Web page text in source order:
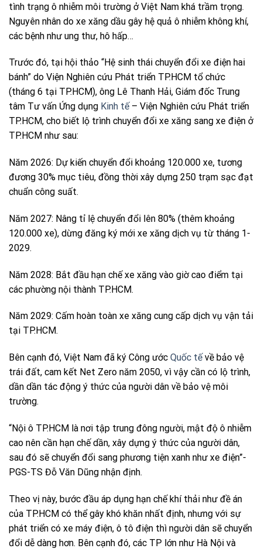
tình trạng ô nhiễm môi trường ở Việt Nam khá trầm trọng.
Nguyên nhân do xe xăng dầu gây hệ quả ô nhiễm không khí,
các bệnh như ung thư, hô hấp…
Trước đó, tại hội thảo “Hệ sinh thái chuyển đổi xe điện hai
bánh” do Viện Nghiên cứu Phát triển TP.HCM tổ chức
(tháng 6 tại TP.HCM), ông Lê Thanh Hải, Giám đốc Trung
tâm Tư vấn Ứng dụng Kinh tế– Viện Nghiên cứu Phát triển
TP.HCM, cho biết lộ trình chuyển đổi xe xăng sang xe điện ở
TP.HCM như sau:
Năm 2026: Dự kiến chuyển đổi khoảng 120.000 xe, tương
đương 30% mục tiêu, đồng thời xây dựng 250 trạm sạc đạt
chuẩn công suất.
Năm 2027: Nâng tỉ lệ chuyển đổi lên 80% (thêm khoảng
120.000 xe), dừng đăng ký mới xe xăng dịch vụ từ tháng 1-
2029.
Năm 2028: Bắt đầu hạn chế xe xăng vào giờ cao điểm tại
các phường nội thành TP.HCM.
Năm 2029: Cấm hoàn toàn xe xăng cung cấp dịch vụ vận tải
tại TP.HCM.
Bên cạnh đó, Việt Nam đã ký Công ước Quốc tếvề bảo vệ
trái đất, cam kết Net Zero năm 2050, vì vậy cần có lộ trình,
dần dần tác động ý thức của người dân về bảo vệ môi
trường.
“Nội ô TP.HCM là nơi tập trung đông người, mật độ ô nhiễm
cao nên cần hạn chế dần, xây dựng ý thức của người dân,
sau đó sẽ chuyển đổi sang phương tiện xanh như xe điện”-
PGS-TS Đỗ Văn Dũng nhận định.
Theo vị này, bước đầu áp dụng hạn chế khí thải như đề án
của TP.HCM có thể gây khó khăn nhất định, nhưng với sự
phát triển có xe máy điện, ô tô điện thì người dân sẽ chuyển
đổi dễ dàng hơn. Bên cạnh đó, các TP lớn như Hà Nội và